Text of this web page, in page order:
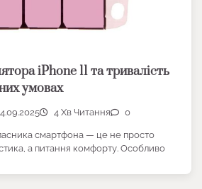
iPhone 11 та тривалість
умовах
4 Хв Читання 0
смартфона — це не просто
а питання комфорту. Особливо